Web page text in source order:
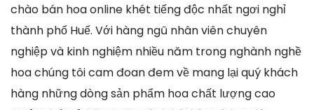
chào bán hoa online khét tiếng độc nhất ngơi nghỉ
thành phố Huế. Với hàng ngũ nhân viên chuyên
nghiệp và kinh nghiệm nhiều năm trong nghành nghề
hoa chúng tôi cam đoan đem về mang lại quý khách
hàng những dòng sản phẩm hoa chất lượng cao